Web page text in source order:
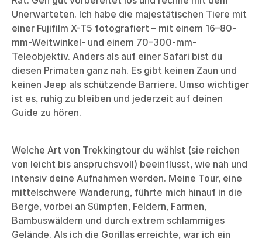
Unerwarteten. Ich habe die majestätischen Tiere mit
einer Fujifilm X-T5 fotografiert – mit einem 16–80-
mm-Weitwinkel- und einem 70–300-mm-
Teleobjektiv. Anders als auf einer Safari bist du
diesen Primaten ganz nah. Es gibt keinen Zaun und
keinen Jeep als schützende Barriere. Umso wichtiger
ist es, ruhig zu bleiben und jederzeit auf deinen
Guide zu hören.
Welche Art von Trekkingtour du wählst (sie reichen
von leicht bis anspruchsvoll) beeinflusst, wie nah und
intensiv deine Aufnahmen werden. Meine Tour, eine
mittelschwere Wanderung, führte mich hinauf in die
Berge, vorbei an Sümpfen, Feldern, Farmen,
Bambuswäldern und durch extrem schlammiges
Gelände. Als ich die Gorillas erreichte, war ich ein